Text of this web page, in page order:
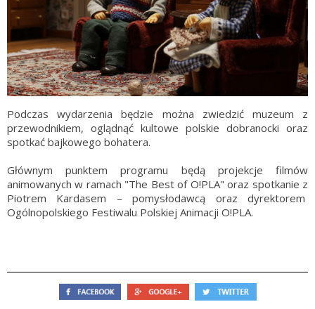
Podczas wydarzenia będzie można zwiedzić muzeum z
przewodnikiem, oglądnąć kultowe polskie dobranocki oraz
spotkać bajkowego bohatera.
Głównym punktem programu będą projekcje filmów
animowanych w ramach "The Best of O!PLA" oraz spotkanie z
Piotrem Kardasem – pomysłodawcą oraz dyrektorem
Ogólnopolskiego Festiwalu Polskiej Animacji O!PLA.